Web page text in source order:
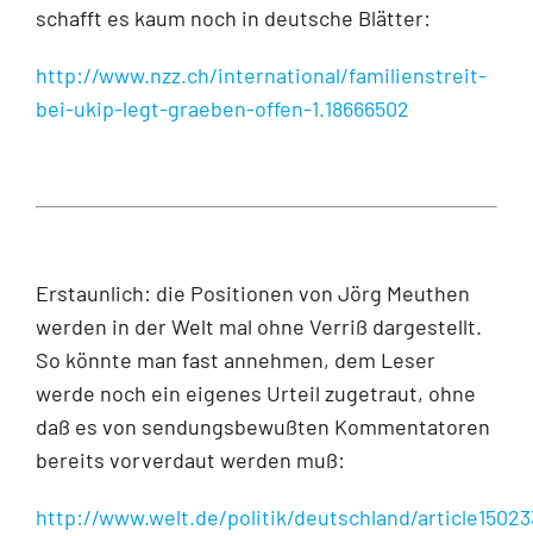
schafft es kaum noch in deutsche Blätter:
http://www.nzz.ch/international/familienstreit-
bei-ukip-legt-graeben-offen-1.18666502
Erstaunlich: die Positionen von Jörg Meuthen
werden in der Welt mal ohne Verriß dargestellt.
So könnte man fast annehmen, dem Leser
werde noch ein eigenes Urteil zugetraut, ohne
daß es von sendungsbewußten Kommentatoren
bereits vorverdaut werden muß:
http://www.welt.de/politik/deutschland/